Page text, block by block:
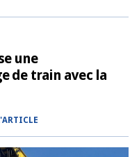
une
de train avec la